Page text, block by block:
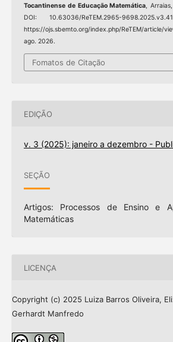
Tocantinense de Educação Matemática ,
DOI: 10.63036/ReTEM.2965-
https://ojs.sbemto.org/index.php/ReTEM/article/
ago. 2026.
Fomatos de Citação
EDIÇÃO
v. 3 (2025): janeiro a dezembro -
SEÇÃO
Artigos: Processos de Ensino e
Matemáticas
LICENÇA
Copyright (c) 2025 Luiza Barros Oliveira,
Gerhardt Manfredo